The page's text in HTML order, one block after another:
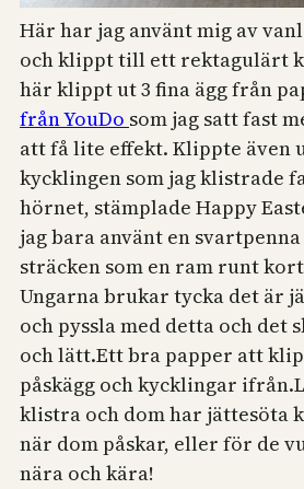
Här har jag använt mig av
och klippt till ett rektagulärt
här klippt ut 3 fina ägg från
från YouDo som jag satt fast
att få lite effekt. Klippte även
kycklingen som jag klistrade
hörnet, stämplade Happy
jag bara använt en
sträcken som en ram runt
Ungarna brukar tycka det är
och pyssla med detta och det
och lätt.Ett bra papper att
påskägg och kycklingar
klistra och dom har jättesöta
när dom påskar, eller för de
nära och kära!